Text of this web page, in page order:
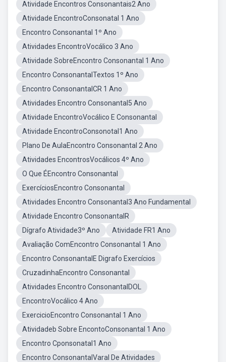
Atividade Encontros Consonantais2 Ano
Atividade EncontroConsonatal 1 Ano
Encontro Consonantal 1º Ano
Atividades EncontroVocálico 3 Ano
Atividade SobreEncontro Consonantal 1 Ano
Encontro ConsonantalTextos 1º Ano
Encontro ConsonantalCR 1 Ano
Atividades Encontro Consonantal5 Ano
Atividade EncontroVocálico E Consonantal
Atividade EncontroConsonotal1 Ano
Plano De AulaEncontro Consonantal 2 Ano
Atividades EncontrosVocálicos 4º Ano
O Que ÉEncontro Consonantal
ExercíciosEncontro Consonantal
Atividades Encontro Consonantal3 Ano Fundamental
Atividade Encontro ConsonantalR
Dígrafo Atividade3º Ano
Atividade FR1 Ano
Avaliação ComEncontro Consonantal 1 Ano
Encontro ConsonantalE Digrafo Exercícios
CruzadinhaEncontro Consonantal
Atividades Encontro ConsonantalDOL
EncontroVocálico 4 Ano
ExercicioEncontro Consonantal 1 Ano
Atividadeb Sobre EncontoConsonantal 1 Ano
Encontro Cponsonatal1 Ano
Encontro ConsonantalVaral De Atividades